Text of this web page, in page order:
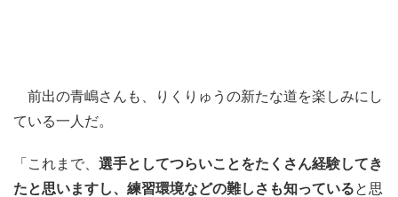
前出の青嶋さんも、りくりゅうの新たな道を楽しみにし
ている一人だ。
「これまで、 選手としてつらいことをたくさん経験してき
たと思いますし、練習環境などの難しさも知っていると思